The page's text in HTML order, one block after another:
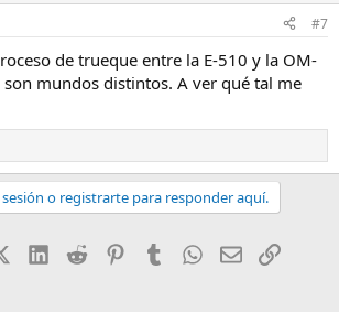
#7
de trueque entre la E-510 y la OM-
mundos distintos. A ver qué tal me
sesión o registrarte para responder aquí.
X (Twitter)
LinkedIn
Reddit PinterestTumblr WhatsApp
EmailEnlace